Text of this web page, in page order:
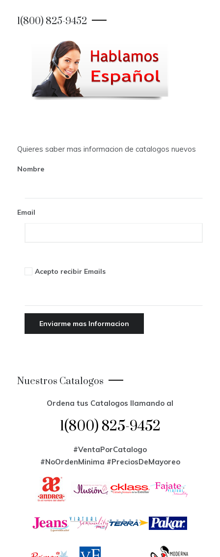
1(800) 825-9452
Quieres saber mas informacion de catalogos nuevos
Nombre
Email
Acepto recibir Emails
Nuestros Catalogos
Ordena tus Catalogos llamando al
1(800) 825-9452
#VentaPorCatalogo
#NoOrdenMinima #PreciosDeMayoreo